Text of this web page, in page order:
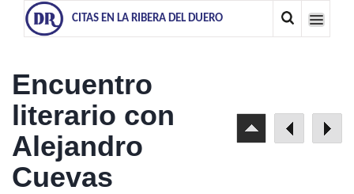
CITAS EN LA RIBERA DEL DUERO
Encuentro
literario con
Alejandro
Cuevas